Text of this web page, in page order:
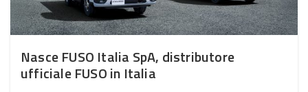
Nasce FUSO Italia SpA, distributore
ufficiale FUSO in Italia